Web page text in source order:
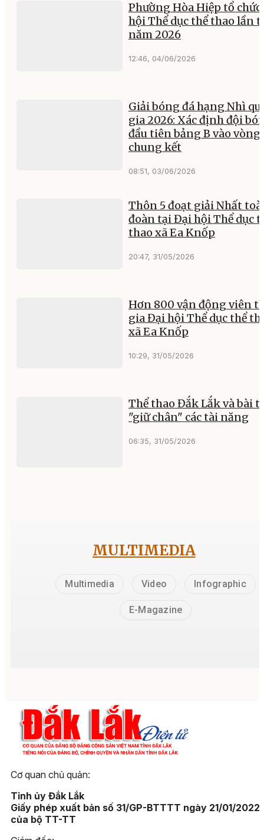
Phường Hòa Hiệp tổ
hội Thể dục thể thao lần
năm 2026
12:46, 04/06/2026
Giải bóng đá hạng Nhì
gia 2026: Xác định đội
đầu tiên bảng B vào vòng
chung kết
08:51, 03/06/2026
Thôn 5 đoạt giải Nhất
đoàn tại Đại hội Thể dục
thao xã Ea Knốp
20:47, 31/05/2026
Hơn 800 vận động viên
gia Đại hội Thể dục thể
xã Ea Knốp
10:29, 31/05/2026
Thể thao Đắk Lắk và bài
"giữ chân" các tài năng
06:35, 31/05/2026
MULTIMEDIA
Multimedia Video Infographic
E-Magazine
Cơ quan chủ quản:
Tỉnh ủy Đắk Lắk
Giấy phép xuất bản số 31/GP-BTTTT ngày 21/01/2022
của bộ TT-TT